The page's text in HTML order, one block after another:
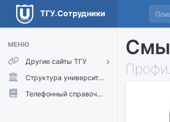
ТГУ.Сотрудники
МЕНЮ
Другие сайты ТГУ
ТГУ.Аккаунты
ТГУ.Расписание
Структура университета
Телефонный справочник